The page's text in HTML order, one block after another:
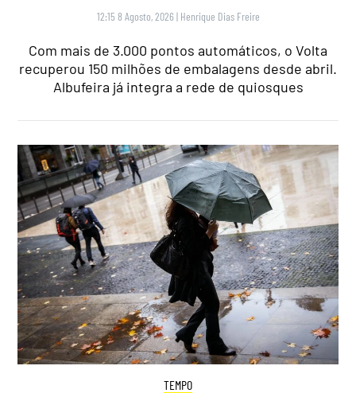
12:15 8 Agosto, 2026 | Henrique Dias Freire
Com mais de 3.000 pontos automáticos, o Volta
recuperou 150 milhões de embalagens desde abril.
Albufeira já integra a rede de quiosques
TEMPO